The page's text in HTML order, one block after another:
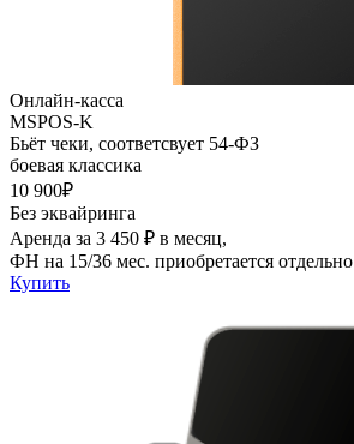
Онлайн-касса
MSPOS-K
Бьёт чеки, соответсвует 54-ФЗ
боевая классика
10 900₽
Без эквайринга
Аренда за 3 450 ₽ в месяц,
ФН на 15/36 мес. приобретается отдельно
Купить